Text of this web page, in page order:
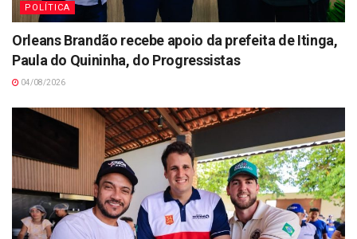
POLÍTICA
Orleans Brandão recebe apoio da prefeita de Itinga,
Paula do Quininha, do Progressistas
04/08/2026